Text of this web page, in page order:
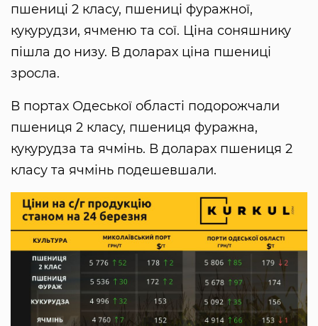
пшениці 2 класу, пшениці фуражної,
кукурудзи, ячменю та сої. Ціна соняшнику
пішла до низу. В доларах ціна пшениці
зросла.
В портах Одеської області подорожчали
пшениця 2 класу, пшениця фуражна,
кукурудза та ячмінь. В доларах пшениця 2
класу та ячмінь подешевшали.